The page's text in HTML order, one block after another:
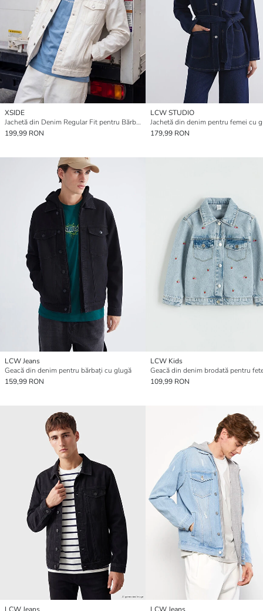
XSIDE
Jachetă din Denim Regular Fit pentru Bărbați
199,99 RON
LCW STUDIO
179,99 RON
LCW Jeans
Geacă din denim pentru bărbați cu glugă
159,99 RON
LCW Kids
Geacă din denim brodată pentru
109,99 RON
LCW Jeans LCW Jeans